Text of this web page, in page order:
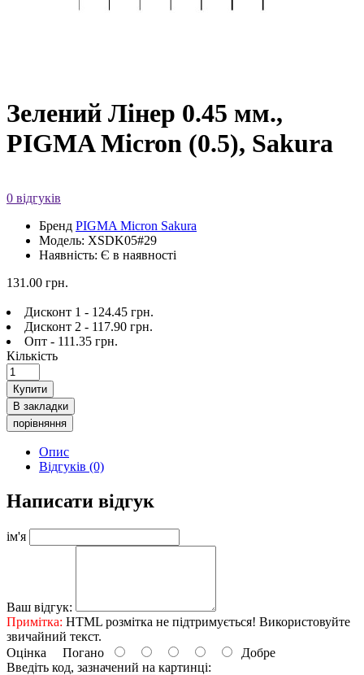
Зелений Лінер 0.45 мм.,
PIGMA Micron (0.5), Sakura
0 відгуків
Бренд PIGMA Micron Sakura
Модель: XSDK05#29
Наявність: Є в наявності
131.00 грн.
Дисконт 1 - 124.45 грн.
Дисконт 2 - 117.90 грн.
Опт - 111.35 грн.
Кількість
Купити
В закладки
порівняння
Опис
Відгуків (0)
Написати відгук
ім'я
Ваш відгук:
Примітка: HTML розмітка не підтримується! Використовуйте
звичайний текст.
Оцінка Погано
Добре
Введіть код, зазначений на картинці: